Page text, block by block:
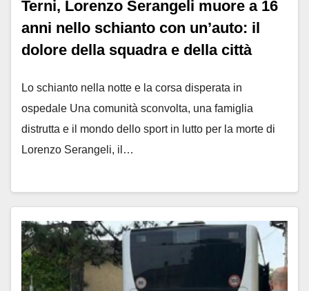
Terni, Lorenzo Serangeli muore a 16
anni nello schianto con un’auto: il
dolore della squadra e della città
Lo schianto nella notte e la corsa disperata in
ospedale Una comunità sconvolta, una famiglia
distrutta e il mondo dello sport in lutto per la morte di
Lorenzo Serangeli, il…